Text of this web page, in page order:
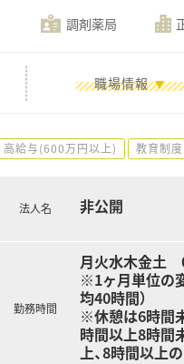
調剤薬局
職場情報
高給与(600万円以上) 教育制
法人名 非公開
勤務時間
月火水木金土
※1ヶ月単位の
均40時間）
※休憩は6時間
時間以上8時間
上、8時間以上